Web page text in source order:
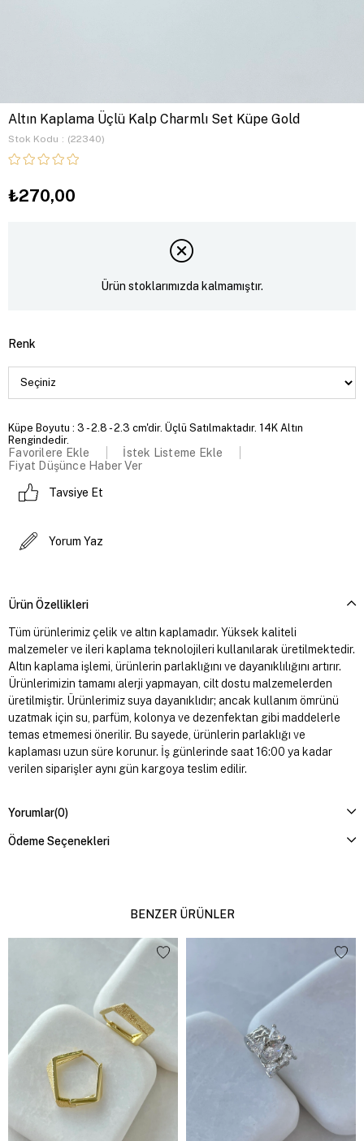
Altın Kaplama Üçlü Kalp Charmlı Set Küpe Gold
Stok Kodu (22340)
₺270,00
Ürün stoklarımızda kalmamıştır.
Renk
Küpe Boyutu : 3 - 2.8 - 2.3 cm'dir. Üçlü Satılmaktadır. 14K Altın
Rengindedir.
Favorilere Ekle
İstek Listeme Ekle
Fiyat Düşünce Haber Ver
Tavsiye Et
Yorum Yaz
Ürün Özellikleri
Tüm ürünlerimiz çelik ve altın kaplamadır. Yüksek kaliteli
malzemeler ve ileri kaplama teknolojileri kullanılarak üretilmektedir.
Altın kaplama işlemi, ürünlerin parlaklığını ve dayanıklılığını artırır.
Ürünlerimizin tamamı alerji yapmayan, cilt dostu malzemelerden
üretilmiştir. Ürünlerimiz suya dayanıklıdır; ancak kullanım ömrünü
uzatmak için su, parfüm, kolonya ve dezenfektan gibi maddelerle
temas etmemesi önerilir. Bu sayede, ürünlerin parlaklığı ve
kaplaması uzun süre korunur. İş günlerinde saat 16:00 ya kadar
verilen siparişler aynı gün kargoya teslim edilir.
Yorumlar(0)
Ödeme Seçenekleri
BENZER ÜRÜNLER